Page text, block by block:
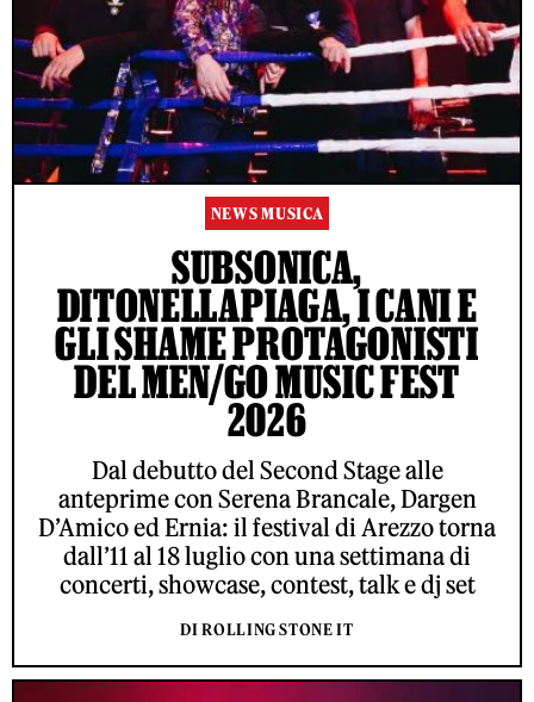
NEWS MUSICA
SUBSONICA,
DITONELLAPIAGA, I CANI E
GLI SHAME PROTAGONISTI
DEL MEN/GO MUSIC FEST
2026
Dal debutto del Second Stage alle
anteprime con Serena Brancale, Dargen
D’Amico ed Ernia: il festival di Arezzo torna
dall’11 al 18 luglio con una settimana di
concerti, showcase, contest, talk e dj set
DI ROLLING STONE IT